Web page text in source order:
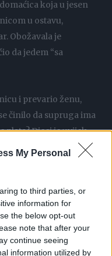
My Personal
to third parties, or
information for
the below opt-out
note that after your
continue seeing
information utilized by
koja u jesen
u ostavu,
Obožavala je
da jedem “sa
i prevario ženu,
činilo da supruga ima
plata? Djeci je uvijek
pribor ….
žene. I ja sam njoj
djece, ostala vitka.